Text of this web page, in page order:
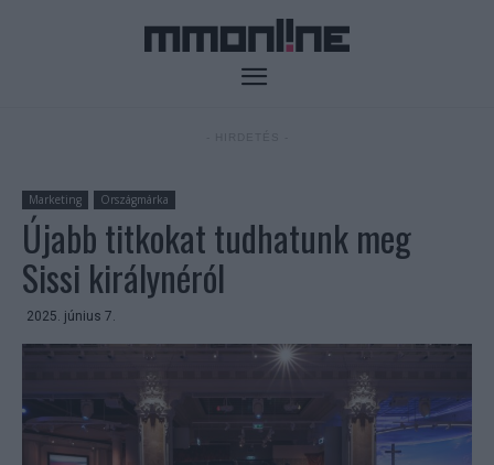
Marketing Országmárka
Újabb titkokat tudhatunk meg
Sissi királynéról
2025. június 7.